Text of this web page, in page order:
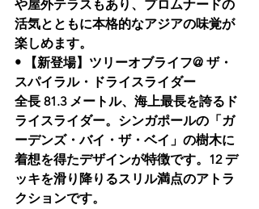
や屋外テラスもあり、プロムナードの
活気とともに本格的なアジアの味覚が
楽しめます。
• 【新登場】ツリーオブライフ@ ザ・
スパイラル・ドライスライダー
全長 81.3 メートル、海上最長を誇るド
ライスライダー。シンガポールの「ガ
ーデンズ・バイ・ザ・ベイ」の樹木に
着想を得たデザインが特徴です。12 デ
ッキを滑り降りるスリル満点のアトラ
クションです。